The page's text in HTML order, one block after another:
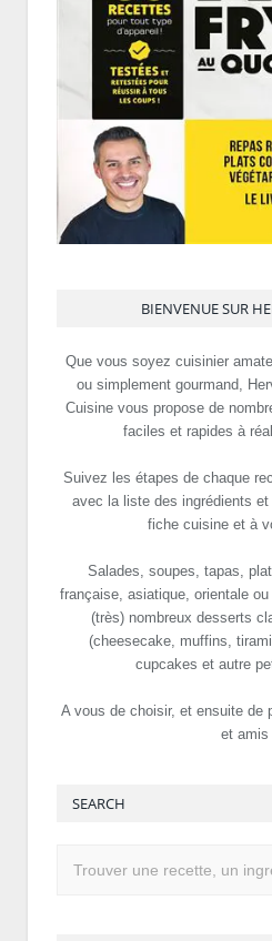
BIENVENUE SUR
Que vous soyez cuisinier
ou simplement gourmand,
Cuisine vous propose de
faciles et rapides à
Suivez les étapes de chaque
avec la liste des ingrédients
fiche cuisine et à
Salades, soupes, tapas,
française, asiatique, orientale
(très) nombreux desserts
(cheesecake, muffins,
cupcakes et autre
A vous de choisir, et ensuite de
et amis
SEARCH